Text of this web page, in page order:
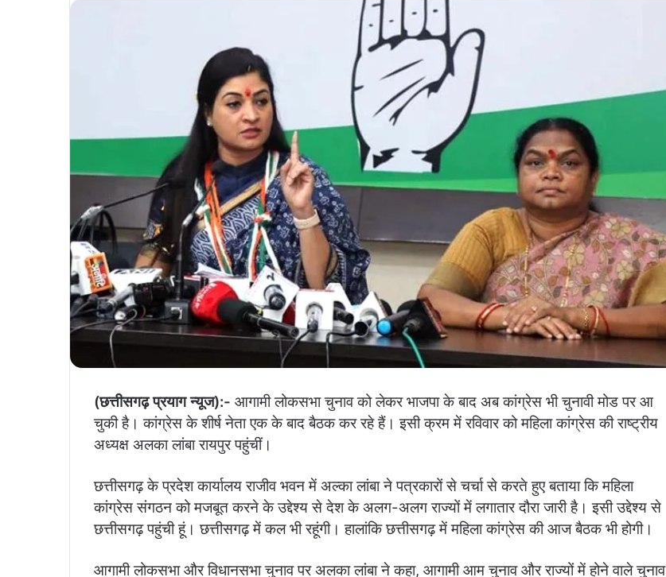
(छत्तीसगढ़ प्रयाग न्यूज):- आगामी लोकसभा चुनाव को लेकर भाजपा के बाद अब कांग्रेस भी चुनावी मोड पर आ
चुकी है। कांग्रेस के शीर्ष नेता एक के बाद बैठक कर रहे हैं। इसी क्रम में रविवार को महिला कांग्रेस की राष्ट्रीय
अध्यक्ष अलका लांबा रायपुर पहुंचीं।
छत्तीसगढ़ के प्रदेश कार्यालय राजीव भवन में अल्का लांबा ने पत्रकारों से चर्चा से करते हुए बताया कि महिला
कांग्रेस संगठन को मजबूत करने के उद्देश्य से देश के अलग-अलग राज्यों में लगातार दौरा जारी है। इसी उद्देश्य से
छत्तीसगढ़ पहुंची हूं। छत्तीसगढ़ में कल भी रहूंगी। हालांकि छत्तीसगढ़ में महिला कांग्रेस की आज बैठक भी होगी।
आगामी लोकसभा और विधानसभा चुनाव पर अलका लांबा ने कहा, आगामी आम चुनाव और राज्यों में होने वाले चुनाव